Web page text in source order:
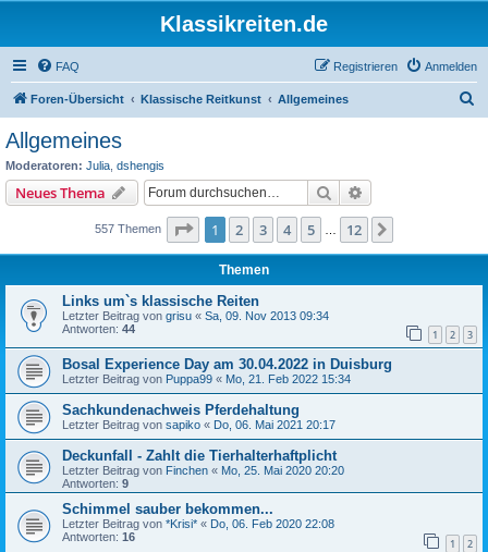
Klassikreiten.de
FAQ Anmelden
Registrieren
Foren-Übersicht Klassische Reitkunst Allgemeines
Allgemeines
Moderatoren: Julia dshengis
Neues Thema Suche
557 Themen Seite 1von 12
1 2 3 4 5 12
Themen
Links um`s klassische Reiten
Letzter Beitrag von grisu « Sa, 09. Nov 2013 09:34
Antworten: 44 1 2 3
Bosal Experience Day am 30.04.2022 in Duisburg
Letzter Beitrag von Puppa99 « Mo, 21. Feb 2022 15:34
Sachkundenachweis Pferdehaltung
Letzter Beitrag von sapiko « Do, 06. Mai 2021 20:17
Deckunfall - Zahlt die Tierhalterhaftplicht
Letzter Beitrag von Finchen « Mo, 25. Mai 2020 20:20
Antworten: 9
Schimmel sauber bekommen...
Letzter Beitrag von *Krisi* « Do, 06. Feb 2020 22:08
Antworten: 16 1 2